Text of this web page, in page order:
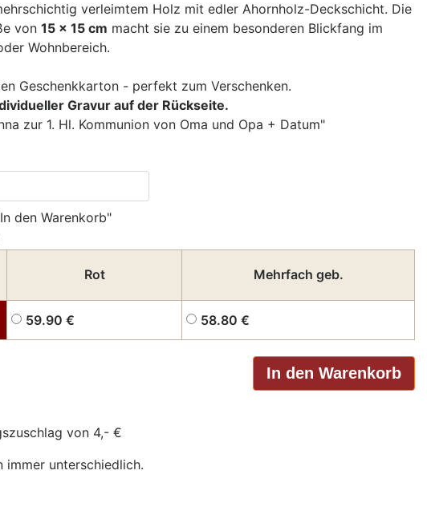
verleimtem Holz mit edler Ahornholz-Deckschicht. Die
von 15 x 15 cm macht sie zu einem besonderen Blickfang im
Wohnbereich.
Geschenkkarton - perfekt zum Verschenken.
Gravur auf der Rückseite.
zur 1. Hl. Kommunion von Oma und Opa + Datum"
den Warenkorb"
Rot Mehrfach geb.
59.90 € 58.80 €
von 4,- €
immer unterschiedlich.